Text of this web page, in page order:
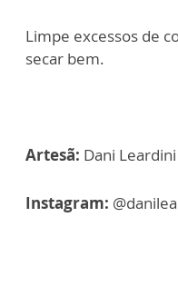
Limpe excessos de
secar bem.
Artesã: Dani Leardini
Instagram: